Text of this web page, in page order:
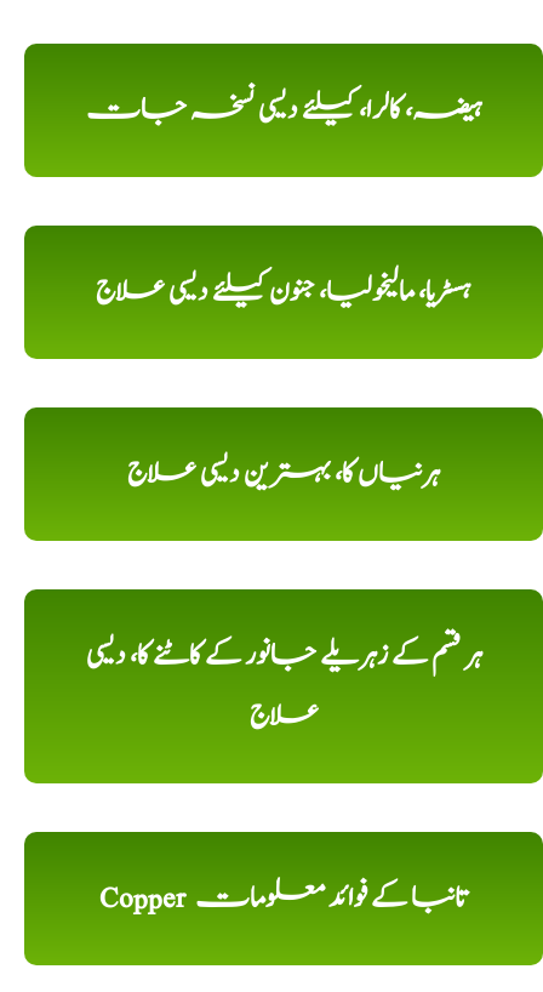
ہیضہ، کالرا، کیلئے دیسی نسخہ جات
ہسٹریا، مالیخولیا، جنون کیلئے دیسی علاج
ہرنیاں کا، بہترین دیسی علاج
ہر قسم کے زہریلے جانور کے کاٹنے کا، دیسی
علاج
Copper تانبا کے فوائد معلومات